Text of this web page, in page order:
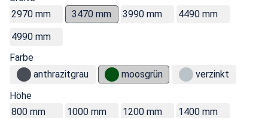
2970 mm
3470 mm 3990 mm
4490 mm
4990 mm
Farbe
anthrazitgrau
moosgrün
verzinkt
Höhe
800 mm
1000 mm 1200 mm
1400 mm